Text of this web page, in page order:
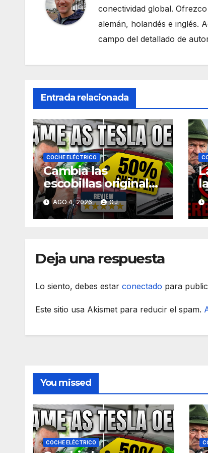
conectividad global.
alemán, holandés e inglés.
campo del detallado de
Entrada relacionada
COCHE ELÉCTRICO
Cambia las
escobillas originales
del Tesla Model 3
por la mitad de
precio
AGO 4, 2026 GJ
Deja una respuesta
Lo siento, debes estar conectado para
Este sitio usa Akismet para reducir el spam.
You missed
COCHE ELÉCTRICO